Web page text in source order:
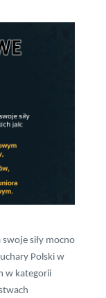
swoje siły mocno
Polski w
w kategorii